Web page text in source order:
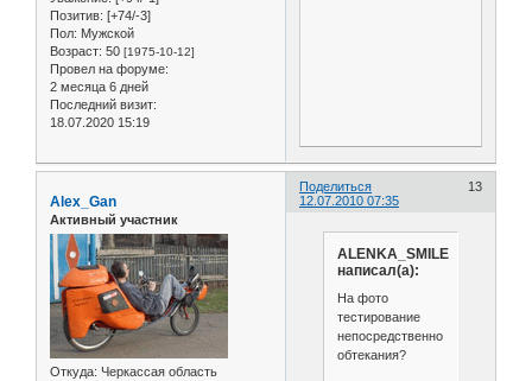
Позитив: [+74/-3]
Пол: Мужской
Возраст: 50 [1975-10-12]
Провел на форуме:
2 месяца 6 дней
Последний визит:
18.07.2020 15:19
Поделиться
13
12.07.2010 07:35
Alex_Gan
Активный участник
Откуда: Черкассая область
ALENKA_SMILE
написал(а):
На фото
тестирование
непосредственно
обтекания?